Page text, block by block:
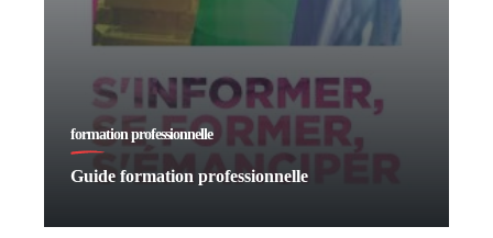
formation professionnelle
Guide formation professionnelle